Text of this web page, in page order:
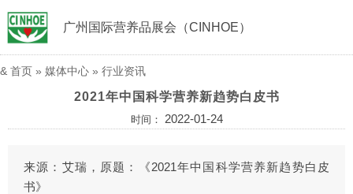
广州国际营养品展会（CINHOE）
& 首页 » 媒体中心 » 行业资讯
2021年中国科学营养新趋势白皮书
时间： 2022-01-24
来源：艾瑞，原题：《2021年中国科学营养新趋势白皮
书》